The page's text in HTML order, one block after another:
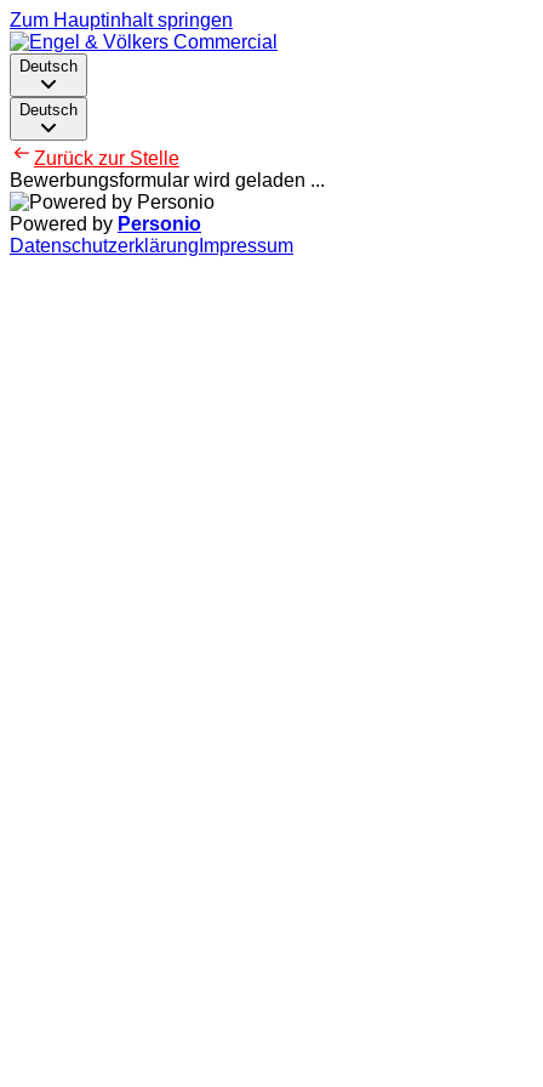
Zum Hauptinhalt springen
Deutsch
Deutsch
Zurück zur Stelle
Bewerbungsformular wird geladen ...
Powered by Personio
Datenschutzerklärung Impressum